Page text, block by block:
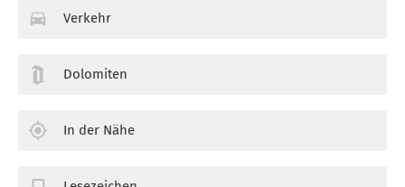
Verkehr
Dolomiten
In der Nähe